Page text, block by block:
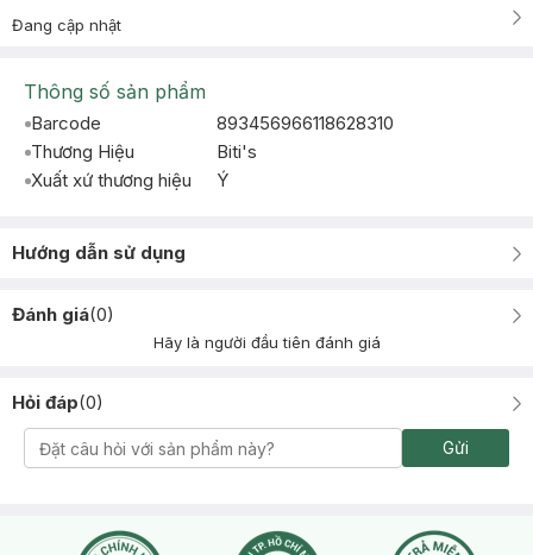
Đang cập nhật
Thông số sản phẩm
Barcode
893456966118628310
Thương Hiệu
Biti's
Xuất xứ thương hiệu
Ý
Hướng dẫn sử dụng
Đánh giá(0)
Hãy là người đầu tiên đánh giá
Hỏi đáp(0)
Gửi